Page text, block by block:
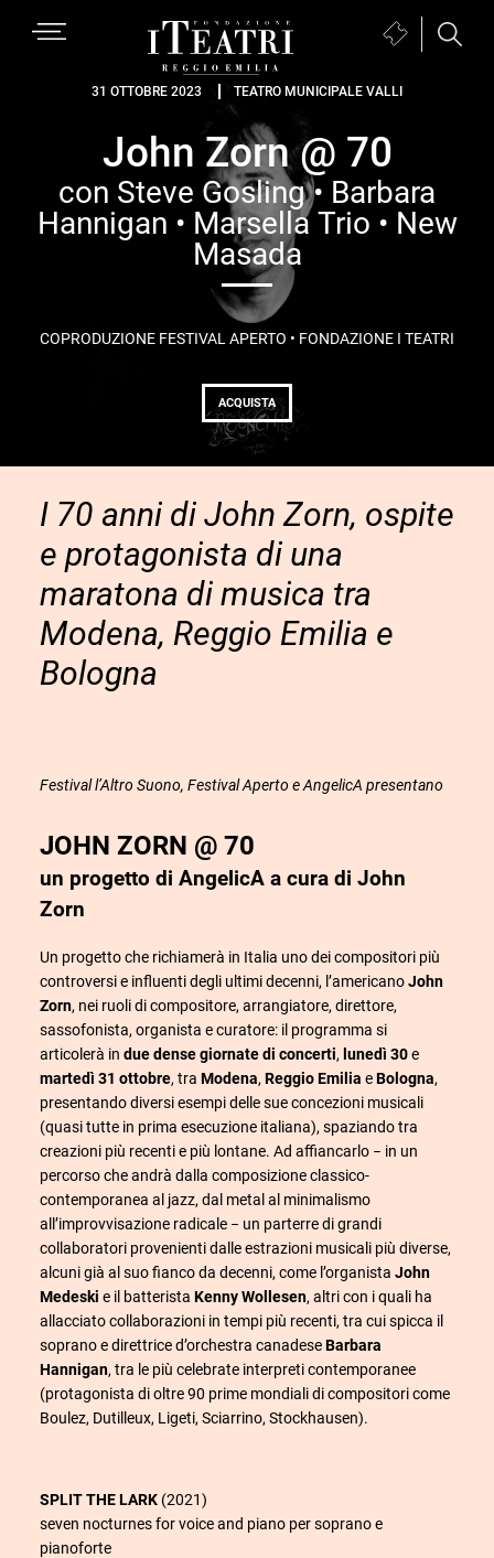
Fondazione
Teatri
Emilia
(si
in
nuova
finestra)
31 OTTOBRE 2023 TEATRO MUNICIPALE VALLI
John Zorn @ 70
con Steve Gosling • Barbara
Hannigan • Marsella Trio • New
Masada
COPRODUZIONE FESTIVAL APERTO • FONDAZIONE I TEATRI
ACQUISTA
I 70 anni di John Zorn, ospite
e protagonista di una
maratona di musica tra
Modena, Reggio Emilia e
Bologna
Festival l’Altro Suono, Festival Aperto e AngelicA presentano
JOHN ZORN @ 70
un progetto di AngelicA a cura di John
Zorn
Un progetto che richiamerà in Italia uno dei compositori più
controversi e influenti degli ultimi decenni, l’americanoJohn
Zorn, nei ruoli di compositore, arrangiatore, direttore,
sassofonista, organista e curatore: il programma si
articolerà in duedense giornate di concerti, lunedì 30e
martedì 31 ottobre, tra Modena, Reggio Emilia eBologna,
presentando diversi esempi delle sue concezioni musicali
(quasi tutte in prima esecuzione italiana), spaziando tra
creazioni più recenti e più lontane. Ad affiancarlo − in un
percorso che andrà dalla composizione classico-
contemporanea al jazz, dal metal al minimalismo
all’improvvisazione radicale − un parterre di grandi
collaboratori provenienti dalle estrazioni musicali più diverse,
alcuni già al suo fianco da decenni, come l’organista John
Medeski e il batterista Kenny Wollesen, altri con i quali ha
allacciato collaborazioni in tempi più recenti, tra cui spicca il
soprano e direttrice d’orchestra canadeseBarbara
Hannigan, tra le più celebrate interpreti contemporanee
(protagonista di oltre 90 prime mondiali di compositori come
Boulez, Dutilleux, Ligeti, Sciarrino, Stockhausen).
SPLIT THE LARK (2021)
seven nocturnes for voice and piano per soprano e
pianoforte